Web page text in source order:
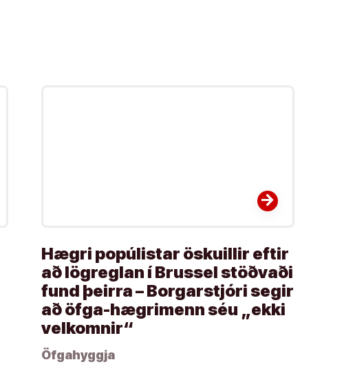
arrow_forward
Hægri popúlistar öskuillir eftir
að lögreglan í Brussel stöðvaði
fund þeirra – Borgarstjóri segir
að öfga-hægrimenn séu „ekki
velkomnir“
Öfgahyggja